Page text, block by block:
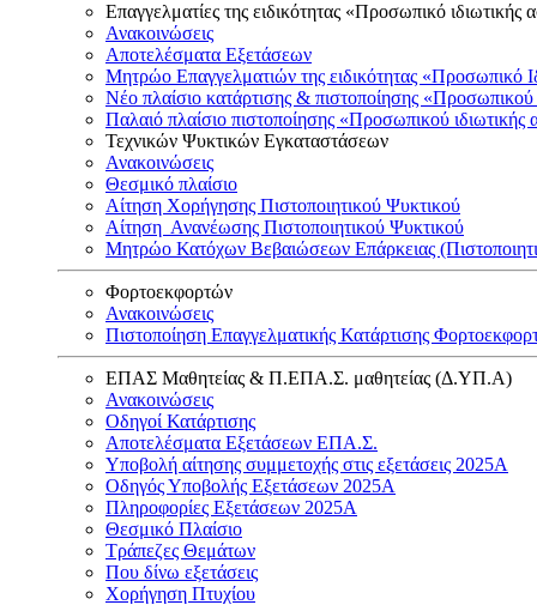
Επαγγελματίες της ειδικότητας «Προσωπικό ιδιωτικής
Ανακοινώσεις
Αποτελέσματα Εξετάσεων
Μητρώο Επαγγελματιών της ειδικότητας «Προσωπικό
Νέο πλαίσιο κατάρτισης & πιστοποίησης «Προσωπικού
Παλαιό πλαίσιο πιστοποίησης «Προσωπικού
Τεχνικών Ψυκτικών Εγκαταστάσεων
Ανακοινώσεις
Θεσμικό πλαίσιο
Αίτηση Χορήγησης Πιστοποιητικού Ψυκτικού
Αίτηση Ανανέωσης Πιστοποιητικού Ψυκτικού
Μητρώο Κατόχων Βεβαιώσεων Επάρκειας
Φορτοεκφορτών
Ανακοινώσεις
Πιστοποίηση Επαγγελματικής Κατάρτισης
ΕΠΑΣ Μαθητείας & Π.ΕΠΑ.Σ. μαθητείας (Δ.ΥΠ.Α)
Ανακοινώσεις
Oδηγοί Κατάρτισης
Αποτελέσματα Εξετάσεων ΕΠΑ.Σ.
Υποβολή αίτησης συμμετοχής στις εξετάσεις 2025Α
Οδηγός Υποβολής Εξετάσεων 2025A
Πληροφορίες Εξετάσεων 2025Α
Θεσμικό Πλαίσιο
Τράπεζες Θεμάτων
Που δίνω εξετάσεις
Χορήγηση Πτυχίου